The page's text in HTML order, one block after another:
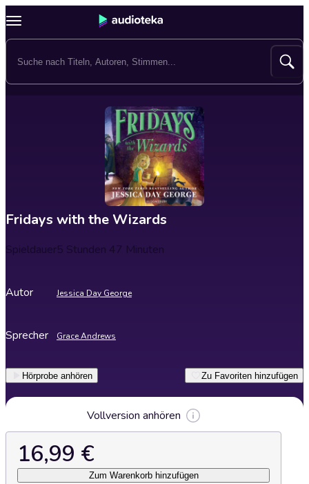
Fridays with the Wizards
Spieldauer5 Stunden 47 Minuten
Autor Jessica Day George
Sprecher Grace Andrews
Hörprobe anhören Zu Favoriten hinzufügen
Vollversion anhören
16,99 €
Zum Warenkorb hinzufügen